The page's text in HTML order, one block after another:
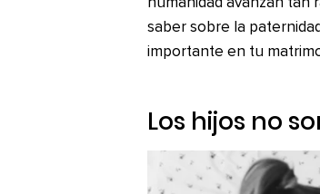
humanidad avanzan tan
saber sobre la
importante en tu
Los hijos no